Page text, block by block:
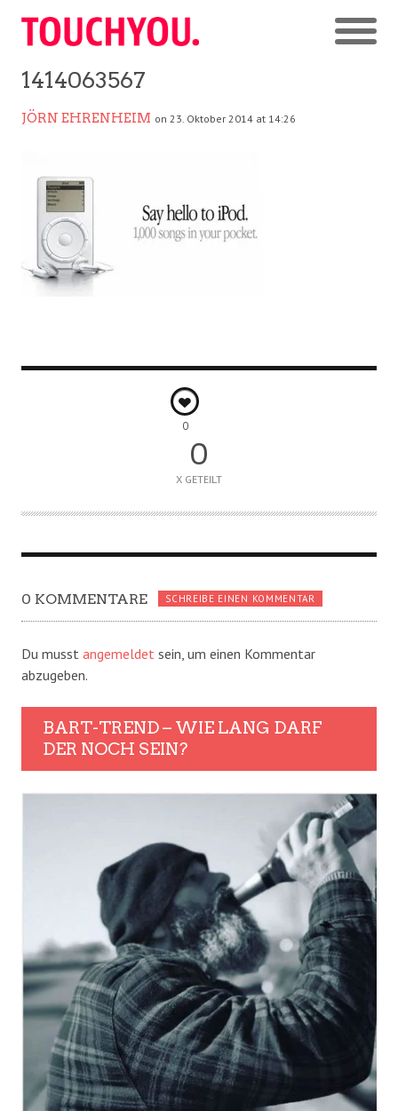
1414063567
JÖRN EHRENHEIM on 23. Oktober 2014 at 14:26
0
0
X GETEILT
0 KOMMENTARE SCHREIBE EINEN KOMMENTAR
Du musst angemeldet sein, um einen Kommentar
abzugeben.
BART-TREND – WIE LANG DARF
DER NOCH SEIN?